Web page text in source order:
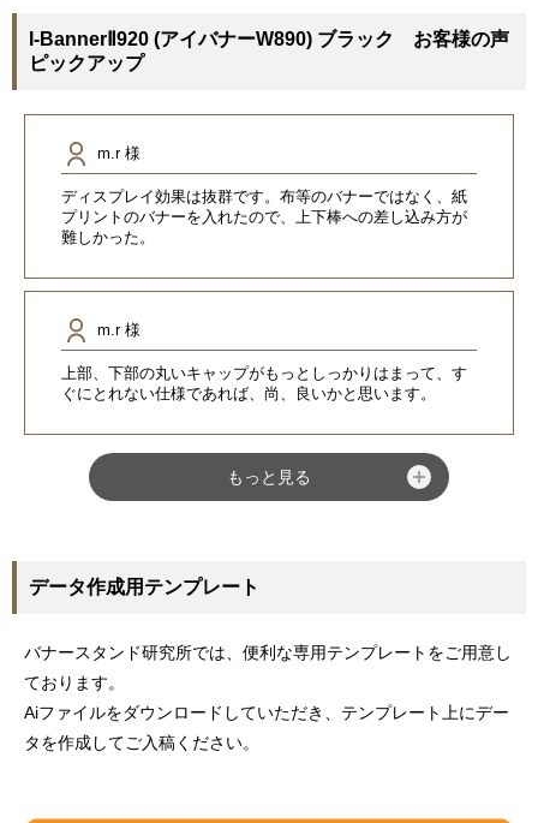
I-BannerⅡ920 (アイバナーW890) ブラック お客様の声
ピックアップ
m.r 様
ディスプレイ効果は抜群です。布等のバナーではなく、紙
プリントのバナーを入れたので、上下棒への差し込み方が
難しかった。
m.r 様
上部、下部の丸いキャップがもっとしっかりはまって、す
ぐにとれない仕様であれば、尚、良いかと思います。
もっと見る
データ作成用テンプレート
バナースタンド研究所では、便利な専用テンプレートをご用意し
ております。
Aiファイルをダウンロードしていただき、テンプレート上にデー
タを作成してご入稿ください。